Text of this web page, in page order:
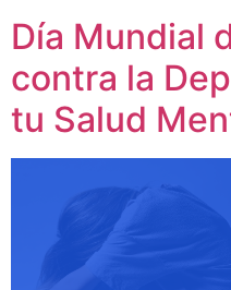
Día Mundial
contra la
tu Salud